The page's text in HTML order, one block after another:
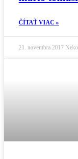
ČÍTAŤ VIAC »
21. novembra 2017